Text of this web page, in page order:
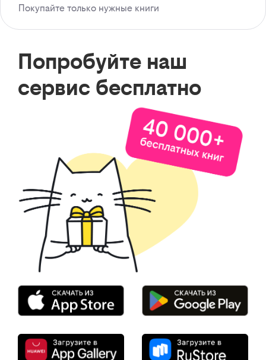
Покупайте только нужные книги
Попробуйте наш
сервис бесплатно